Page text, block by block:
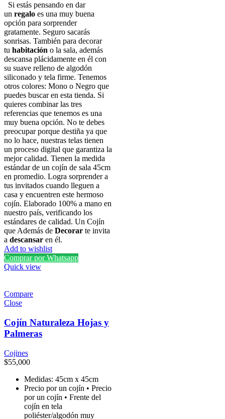
Si estás pensando en dar
un regalo es una muy buena
opción para sorprender
gratamente. Seguro sacarás
sonrisas. También para decorar
tu habitación o la sala, además
descansa plácidamente en él con
su suave relleno de algodón
siliconado y tela firme. Tenemos
otros colores: Mono o Negro que
puedes buscar en esta tienda. Si
quieres combinar las tres
referencias que tenemos es una
muy buena opción. No te debes
preocupar porque destiña ya que
no lo hace, nuestras telas tienen
un proceso digital que garantiza la
mejor calidad. Tienen la medida
estándar de un cojín de sala 45cm
en promedio. Logra sorprender a
tus invitados cuando lleguen a
casa y encuentren este hermoso
cojín. Elaborado 100% a mano en
nuestro país, verificando los
estándares de calidad. Un Cojín
que Además de Decorar te invita
a descansar en él.
Add to wishlist
Comprar por Whatsapp
Quick view
Compare
Close
Cojín Naturaleza Hojas y
Palmeras
Cojines
$55,000
Medidas: 45cm x 45cm
Precio por un cojín • Precio
por un cojín • Frente del
cojín en tela
poliéster/algodón muy